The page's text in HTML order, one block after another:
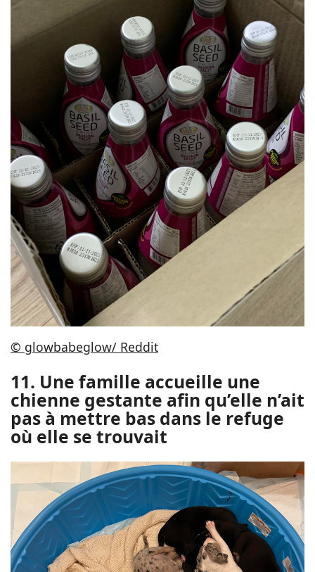
© glowbabeglow/ Reddit
11. Une famille accueille une
chienne gestante afin qu’elle n’ait
pas à mettre bas dans le refuge
où elle se trouvait